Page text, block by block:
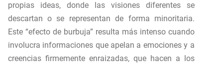
propias ideas, donde las visiones diferentes se
descartan o se representan de forma minoritaria.
Este “efecto de burbuja” resulta más intenso cuando
involucra informaciones que apelan a emociones y a
creencias firmemente enraizadas, que hacen a los